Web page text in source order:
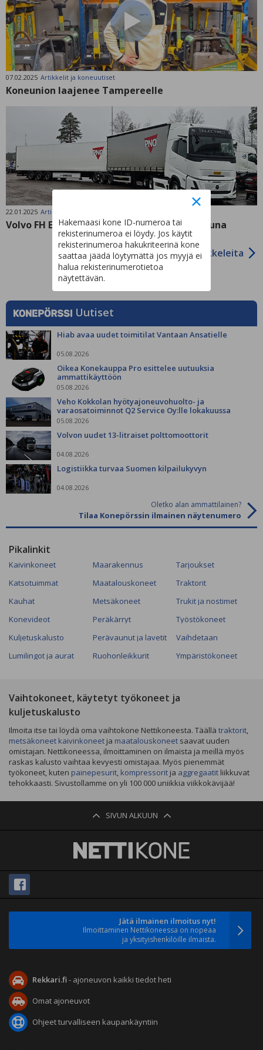
07.02.2025 Artikkelit ja koneuutiset
Koneunion laajenee Tampereelle
22.01.2025 Artikkelit ja koneuutiset
Volvo FH Electric Aero – Maanteiden sähköjuna
Lisää artikkeleita
Uutiset
Hiab avaa uudet toimitilat Vantaan Ansatielle
05.08.2026
Oikea Konekauppa Pro esittelee uutuuksia
ammattikäyttöön
05.08.2026
Veho Kokkolan hyötyajoneuvohuolto- ja
varaosatoiminnot Q2 Service Oy:lle lokakuussa
05.08.2026
Volvon uudet 13-litraiset polttomoottorit
04.08.2026
Logistiikka turvaa Suomen kilpailukyvyn
04.08.2026
Oletko alan ammattilainen?
Tilaa Konepörssin ilmainen näytenumero
Pikalinkit
Kaivinkoneet
Katsotuimmat
Kauhat
Konevideot
Kuljetuskalusto
Lumilingot ja aurat
Maarakennus
Maatalouskoneet
Metsäkoneet
Peräkärryt
Perävaunut ja lavetit
Ruohonleikkurit
Tarjoukset
Traktorit
Trukit ja nostimet
Työstökoneet
Vaihdetaan
Ympäristökoneet
Vaihtokoneet, käytetyt työkoneet ja
kuljetuskalusto
Ilmoita itse tai löydä oma vaihtokone Nettikoneesta. Täällä traktorit,
metsäkoneet kaivinkoneet ja maatalouskoneet saavat uuden
omistajan. Nettikoneessa, ilmoittaminen on ilmaista ja meillä myös
raskas kalusto vaihtaa kevyesti omistajaa. Myös pienemmät
työkoneet, kuten painepesurit, kompressorit ja aggregaatit liikkuvat
tehokkaasti. Sivustollamme on yli 100 000 uniikkia viikkokävijää!
SIVUN ALKUUN
Jätä ilmainen ilmoitus nyt!
Ilmoittaminen Nettikoneessa on nopeaa
ja yksityishenkilöille ilmaista.
Rekkari.fi- ajoneuvon kaikki tiedot heti
Omat ajoneuvot
Ohjeet turvalliseen kaupankäyntiin
Hakemaasi kone ID-numeroa tai
rekisterinumeroa ei löydy. Jos käytit
rekisterinumeroa hakukriteerinä kone
saattaa jäädä löytymättä jos myyjä ei
halua rekisterinumerotietoa
näytettävän.